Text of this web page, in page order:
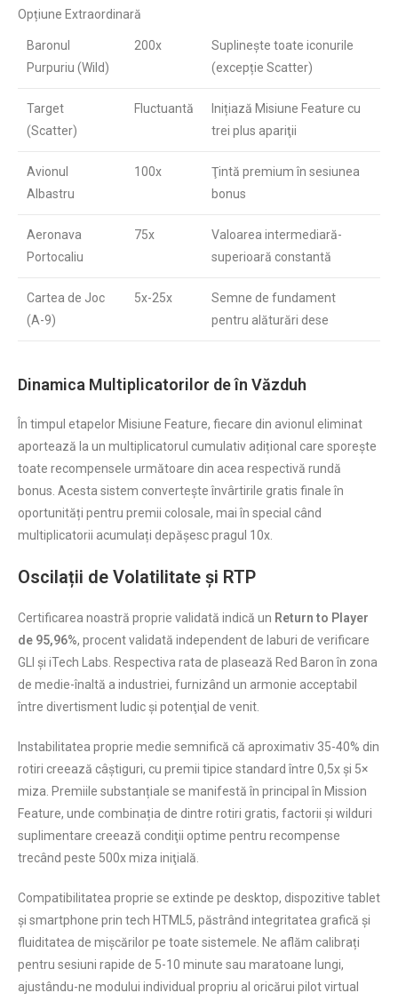
Opțiune Extraordinară
Baronul
Purpuriu (Wild)
200x
Suplinește toate iconurile
(excepție Scatter)
Target
(Scatter)
Fluctuantă
Inițiază Misiune Feature cu
trei plus apariţii
Avionul
Albastru
100x
Ţintă premium în sesiunea
bonus
Aeronava
Portocaliu
75x
Valoarea intermediară-
superioară constantă
Cartea de Joc
(A-9)
5x-25x
Semne de fundament
pentru alăturări dese
Dinamica Multiplicatorilor de în Văzduh
În timpul etapelor Misiune Feature, fiecare din avionul eliminat
aportează la un multiplicatorul cumulativ adițional care sporește
toate recompensele următoare din acea respectivă rundă
bonus. Acesta sistem convertește învârtirile gratis finale în
oportunități pentru premii colosale, mai în special când
multiplicatorii acumulați depășesc pragul 10x.
Oscilații de Volatilitate și RTP
Certificarea noastră proprie validată indică un Return to Player
de 95,96%, procent validată independent de laburi de verificare
GLI și iTech Labs. Respectiva rata de plasează Red Baron în zona
de medie-înaltă a industriei, furnizând un armonie acceptabil
între divertisment ludic și potenţial de venit.
Instabilitatea proprie medie semnifică că aproximativ 35-40% din
rotiri creează câștiguri, cu premii tipice standard între 0,5x și 5×
miza. Premiile substanțiale se manifestă în principal în Mission
Feature, unde combinația de dintre rotiri gratis, factorii și wilduri
suplimentare creează condiţii optime pentru recompense
trecând peste 500x miza iniţială.
Compatibilitatea proprie se extinde pe desktop, dispozitive tablet
și smartphone prin tech HTML5, păstrând integritatea grafică și
fluiditatea de mișcărilor pe toate sistemele. Ne aflăm calibrați
pentru sesiuni rapide de 5-10 minute sau maratoane lungi,
ajustându-ne modului individual propriu al oricărui pilot virtual